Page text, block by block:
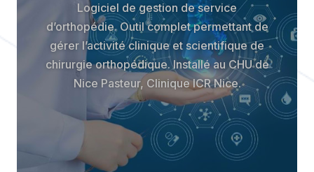
Logiciel de gestion de service
d’orthopédie. Outil complet permettant de
gérer l’activité clinique et scientifique de
chirurgie orthopédique. Installé au CHU de
Nice Pasteur, Clinique ICR Nice.